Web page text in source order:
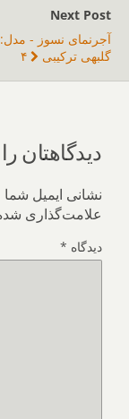
Next Post
آجرنمای نسوز -
گلبهی ترکیبی ۴
دیدگاهتان
نشانی ایمیل
علامت‌گذاری
دیدگاه *